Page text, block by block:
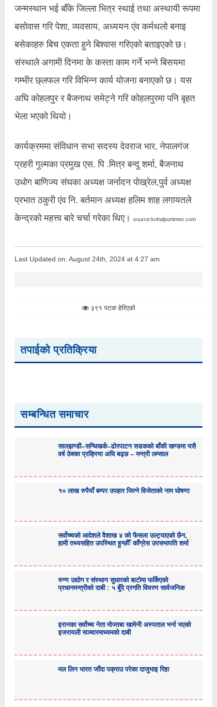
जन्मस्थान भई बाँके जिल्ला भित्र स्थाई तथा अस्थायी रूपमा
बसोवास गरि पेशा, व्यवसाय, अध्ययन एंव कर्मथलो बनाइ
बसेकाहरु बिच एकता हुने बिश्वास गरिएको बताइएको छ।
संस्थाले अगामी दिनमा के कस्ता काम गर्ने भन्ने बिसयमा
गम्भीर छ्लफल गरि विभिन्न कार्य योजना बनाएको छ। यस
अघि कोहलपुर र बैजनाथ समेट्ने गरि कोहलपुरमा पनि बृहत
भेला भएको थियो।
कार्यक्रममा संविधान सभा सदस्य देवराज भार, नेपालगंज
प्रहरी गुल्मका प्रमुख एस. पि .मित्र बन्दु शर्मा, बैजनाथ
उधोग बाणिज्य संघका अध्यक्ष जर्नादन पोख्रेल,पुर्व अध्यक्ष
प्रभात ठकुरी एंव नि. बर्तमान अध्यक्ष हलिम शाह लगायतले
केन्द्रको महत्त्व बारे चर्चा गरेका थिए।
source:kohalpurtimes.com
Last Updated on: August 24th, 2024 at 4:27 am
३९१ पटक हेरिएको
तपाईको प्रतिक्रिया
सम्बन्धित समाचार
सालझण्डी–सन्धिखर्क–ढोरपाटन सडकको बाँकी खण्डमा यसै
वर्ष ठेक्का प्रक्रिया अघि बढ्छ – मन्त्री लम्साल
१० लाख रुपैयाँ बम्पर उपहार जित्ने विजेताको नाम घोषणा
सर्वोच्चको आदेशले वैशाख ४ को फैसला उल्ट्याएको छैन,
हामी तथ्यसहित उपस्थित हुन्छौँः काँग्रेस उपसभापति शर्मा
रुग्ण उद्योग र संस्थान सुधारको बाटोमा फर्किएको
प्रधानमन्त्रीको दाबी : ५ बुँदे प्रगति विवरण सार्वजनिक
इरानका सर्वोच्च नेता मोज्तबा खामेनी अस्पताल भर्ना भएको
इजरायली सञ्चारमाध्यमको दाबी
मल लिन भारत जाँदा पक्राउ परेका दाजुभाइ रिहा